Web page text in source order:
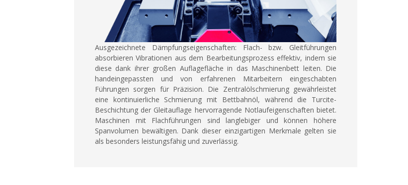
Ausgezeichnete Dämpfungseigenschaften: Flach- bzw. Gleitführungen
absorbieren Vibrationen aus dem Bearbeitungsprozess effektiv, indem sie
diese dank ihrer großen Auflagefläche in das Maschinenbett leiten. Die
handeingepassten und von erfahrenen Mitarbeitern eingeschabten
Führungen sorgen für Präzision. Die Zentralölschmierung gewährleistet
eine kontinuierliche Schmierung mit Bettbahnöl, während die Turcite-
Beschichtung der Gleitauflage hervorragende Notlaufeigenschaften bietet.
Maschinen mit Flachführungen sind langlebiger und können höhere
Spanvolumen bewältigen. Dank dieser einzigartigen Merkmale gelten sie
als besonders leistungsfähig und zuverlässig.